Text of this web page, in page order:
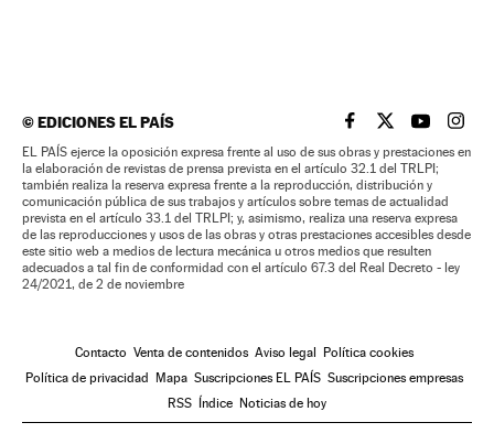
©EDICIONES EL PAÍS EL PAÍS BRASIL EN
EL PAÍSEL PAÍS
EL
EL PAÍS ejerce la oposición expresa frente al uso de sus obras y prestaciones en
la elaboración de revistas de prensa prevista en el artículo 32.1 del TRLPI;
también realiza la reserva expresa frente a la reproducción, distribución y
comunicación pública de sus trabajos y artículos sobre temas de actualidad
prevista en el artículo 33.1 del TRLPI; y, asimismo, realiza una reserva expresa
de las reproducciones y usos de las obras y otras prestaciones accesibles desde
este sitio web a medios de lectura mecánica u otros medios que resulten
adecuados a tal fin de conformidad con el artículo 67.3 del Real Decreto - ley
24/2021, de 2 de noviembre
Contacto Venta de contenidos Aviso legal
Política cookies
Política de privacidad
Mapa Suscripciones EL PAÍS Suscripciones empresas
RSS
Índice Noticias de hoy